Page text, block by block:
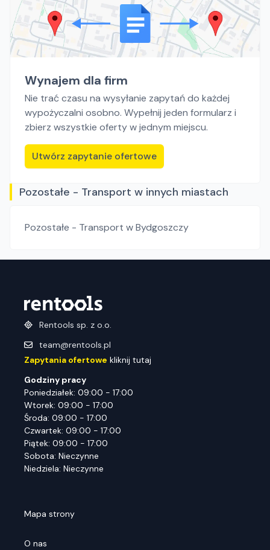
Wynajem dla firm
Nie trać czasu na wysyłanie zapytań do każdej
wypożyczalni osobno. Wypełnij jeden formularz i
zbierz wszystkie oferty w jednym miejscu.
Utwórz zapytanie ofertowe
Pozostałe - Transport w innych miastach
Pozostałe - Transport w Bydgoszczy
Rentools sp. z o.o.
team@rentools.pl
Zapytania ofertowe kliknij tutaj
Godziny pracy
Poniedziałek: 09:00 - 17:00
Wtorek: 09:00 - 17:00
Środa: 09:00 - 17:00
Czwartek: 09:00 - 17:00
Piątek: 09:00 - 17:00
Sobota: Nieczynne
Niedziela: Nieczynne
Mapa strony
O nas